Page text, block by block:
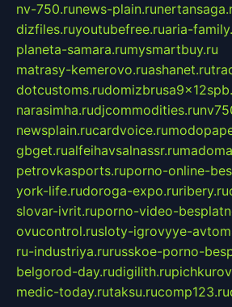
nv-750.runews-plain.ru
dizfiles.ruyoutubefree.ruaria-
planeta-samara.rumysmartbuy.ru
matrasy-kemerovo.ruashanet.ru
dotcustoms.ru
narasimha.rudjcommodities.ru
newsplain.rucardvoice.ru
gbget.rualfeihavsalnassr.ru
petrovkasports.ruporno-online-
york-life.rudoroga-expo.ruribery.ru
slovar-ivrit.ruporno-video-
ovucontrol.rusloty-igrovyye-
ru-industriya.rurusskoe-porno-
belgorod-day.rudigilith.ru
medic-today.rutaksu.rucomp123.ru